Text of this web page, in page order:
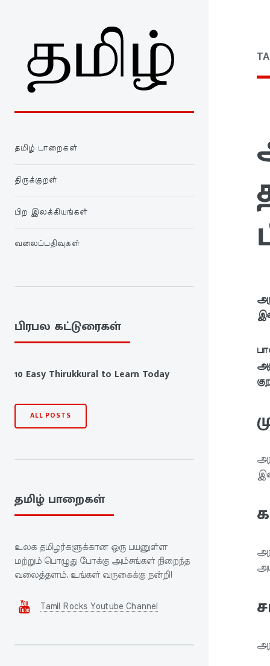
தமிழ் பாறைகள்
திருக்குறள்
பிற இலக்கியங்கள்
வலைப்பதிவுகள்
பிரபல கட்டுரைகள்
10 Easy Thirukkural to Learn Today
ALL POSTS
தமிழ் பாறைகள்
உலக தமிழர்களுக்கான ஒரு பயனுள்ள
மற்றும் பொழுது போக்கு அம்சங்கள் நிறைந்த
வலைத்தளம். உங்கள் வருகைக்கு நன்றி!
Tamil Rocks Youtube Channel